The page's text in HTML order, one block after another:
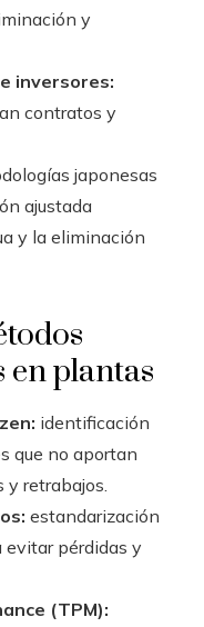
y
inversores:
contratos y
japonesas
ajustada
y la eliminación
en plantas
identificación
que no aportan
retrabajos.
estandarización
evitar pérdidas y
(TPM):